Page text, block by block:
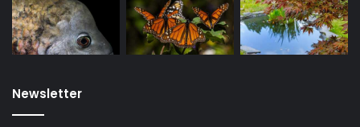
Newsletter